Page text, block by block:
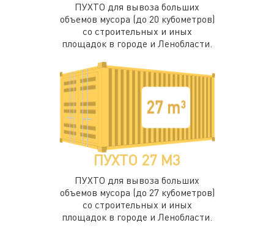
ПУХТО для вывоза больших
объемов мусора (до 20 кубометров)
со строительных и иных
площадок в городе и Ленобласти.
ПУХТО 27 М3
ПУХТО для вывоза больших
объемов мусора (до 27 кубометров)
со строительных и иных
площадок в городе и Ленобласти.